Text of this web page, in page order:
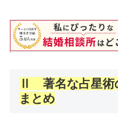
Ⅱ 著名な占星術
まとめ